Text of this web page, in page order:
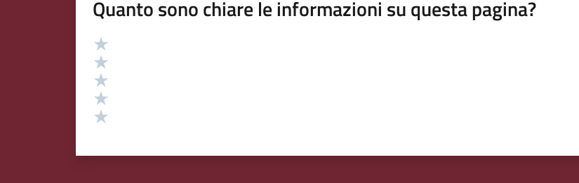
Quanto sono chiare le informazioni su questa pagina?
Valutazione